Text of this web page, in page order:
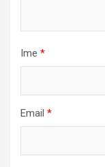
Ime *
Email *